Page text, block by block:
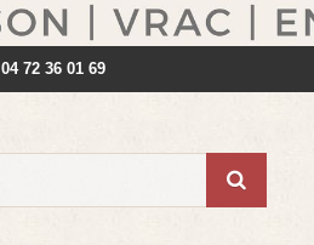
04 72 36 01 69